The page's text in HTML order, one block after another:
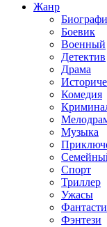
Жанр
Боевик
Военный
Детектив
Драма
Комедия
Музыка
Спорт
Триллер
Ужасы
Фэнтези